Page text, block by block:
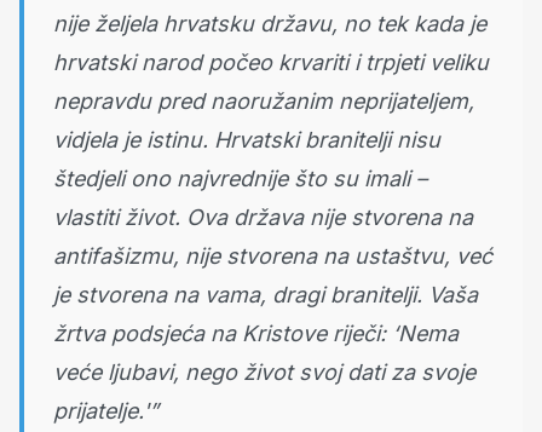
nije željela hrvatsku državu, no tek kada je
hrvatski narod počeo krvariti i trpjeti veliku
nepravdu pred naoružanim neprijateljem,
vidjela je istinu. Hrvatski branitelji nisu
štedjeli ono najvrednije što su imali –
vlastiti život. Ova država nije stvorena na
antifašizmu, nije stvorena na ustaštvu, već
je stvorena na vama, dragi branitelji. Vaša
žrtva podsjeća na Kristove riječi: ‘Nema
veće ljubavi, nego život svoj dati za svoje
prijatelje.'”